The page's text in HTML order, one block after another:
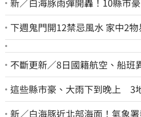
新／白海豚雨彈開轟！10縣市
下週鬼門開12禁忌風水 家中2
不斷更新／8日國籍航空、船班
這些縣市豪、大雨下到晚上 3
新／白海豚近北部海面！氣象